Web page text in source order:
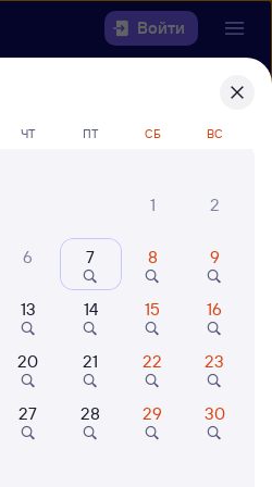
Войти
найти
поезда
ЧТ ПТ СБ ВС
1
2
6 7 8 9
13 14 15 16
20 21 22 23
27 28 29 30